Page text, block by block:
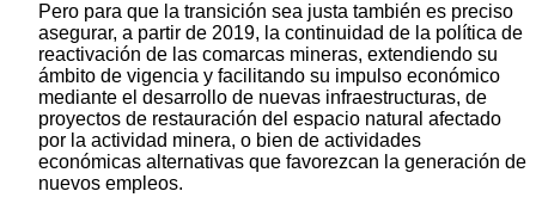
Pero para que la transición sea justa también es preciso
asegurar, a partir de 2019, la continuidad de la política de
reactivación de las comarcas mineras, extendiendo su
ámbito de vigencia y facilitando su impulso económico
mediante el desarrollo de nuevas infraestructuras, de
proyectos de restauración del espacio natural afectado
por la actividad minera, o bien de actividades
económicas alternativas que favorezcan la generación de
nuevos empleos.